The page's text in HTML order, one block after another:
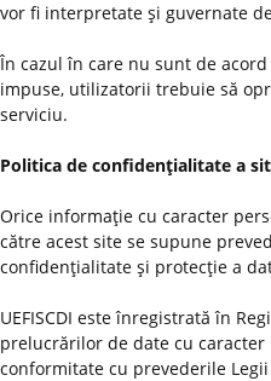
vor fi interpretate şi guvernate
În cazul în care nu sunt de
impuse, utilizatorii trebuie să
serviciu.
Politica de confidenţialitate a
Orice informaţie cu caracter
către acest site se supune
confidenţialitate şi protecţie a
UEFISCDI este înregistrată în
prelucrărilor de date cu caracter
conformitate cu prevederile